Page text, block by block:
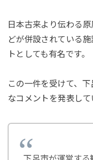
日本古来より伝わる
どが併設されている
トとしても有名です。
この一件を受けて、
なコメントを発表して